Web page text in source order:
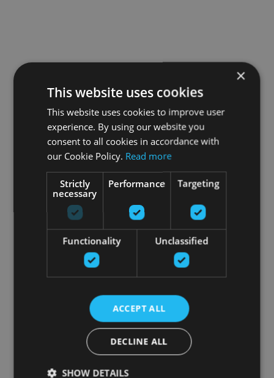
×
This website uses cookies
This website uses cookies to improve user
experience. By using our website you
consent to all cookies in accordance with
our Cookie Policy. Read more
Strictly
necessary
Performance Targeting
Functionality Unclassified
ACCEPT ALL
DECLINE ALL
SHOW DETAILS